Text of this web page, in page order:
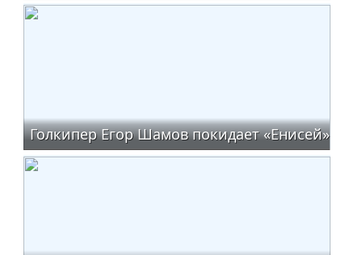
Голкипер Егор Шамов покидает «Енисей»